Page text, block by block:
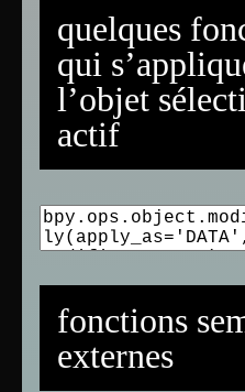
quelques
qui
l’objet
actif
fonctions
externes